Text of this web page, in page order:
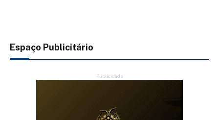
Espaço Publicitário
Publicidade